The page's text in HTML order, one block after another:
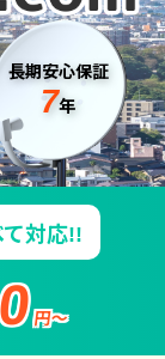
長期安心保証
7年
て対応!!
円〜